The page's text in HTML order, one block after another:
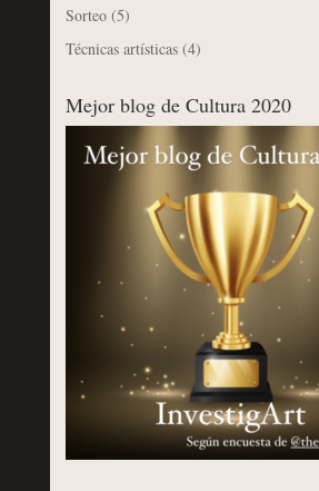
Sorteo(5)
Técnicas artísticas(4)
Mejor blog de Cultura 2020